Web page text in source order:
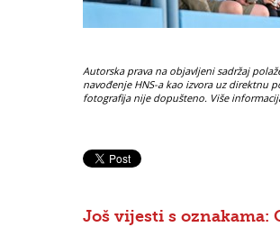
Autorska prava na objavljeni sadržaj
navođenje HNS-a kao izvora uz direktnu
fotografija nije dopušteno. Više
Još vijesti s oznakama: